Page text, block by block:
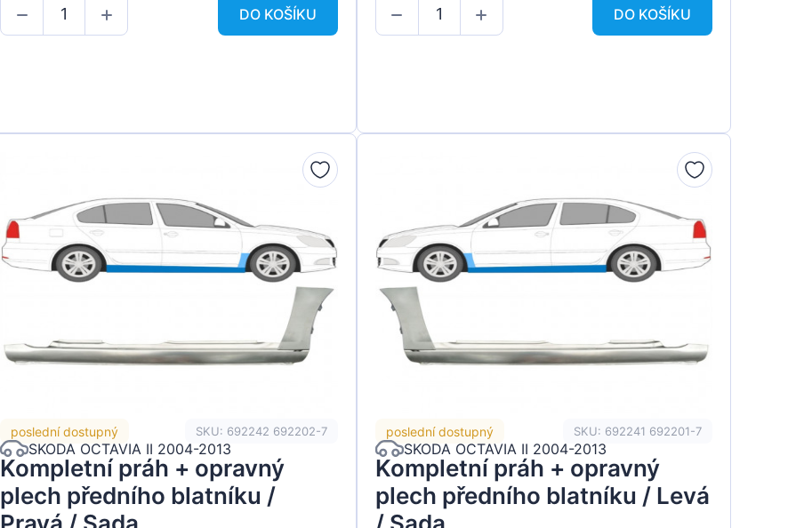
DO KOŠÍKU
DO KOŠÍKU
poslední dostupný SKU: 692242 692202-7
SKODA OCTAVIA II 2004-2013
Kompletní práh + opravný
plech předního blatníku /
poslední dostupný SKU: 692241 692201-7
SKODA OCTAVIA II 2004-2013
Kompletní práh + opravný
plech předního blatníku / Levá